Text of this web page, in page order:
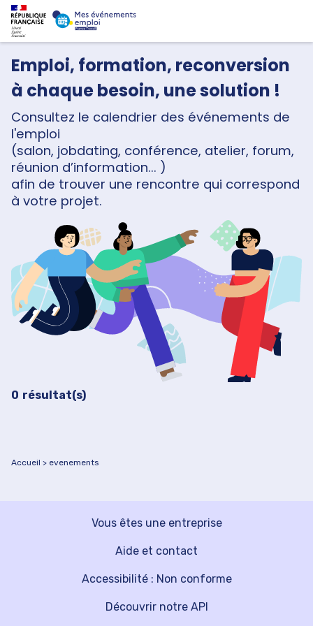
Emploi, formation, reconversion
à chaque besoin, une solution !
Consultez le calendrier des événements de
l'emploi
(salon, jobdating, conférence, atelier, forum,
réunion d’information... )
afin de trouver une rencontre qui correspond
à votre projet.
Filtrer les événements
0 résultat(s)
Accueil evenements
Vous êtes une entreprise
Découvrir notre API
Aide et contact
Accessibilité : Non conforme